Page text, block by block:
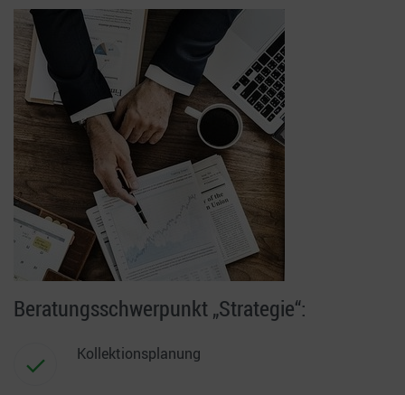
Beratungsschwerpunkt „Strategie“:
Kollektionsplanung